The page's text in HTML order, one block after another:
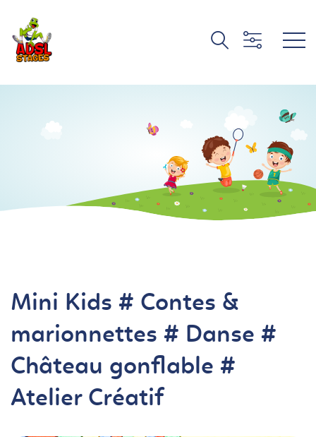
Mini Kids # Contes &
marionnettes # Danse #
Château gonflable #
Atelier Créatif